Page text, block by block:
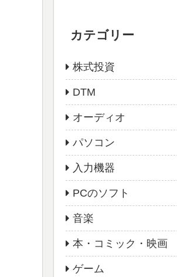
カテゴリー
株式投資
DTM
オーディオ
パソコン
入力機器
PCのソフト
音楽
本・コミック・映画
ゲーム